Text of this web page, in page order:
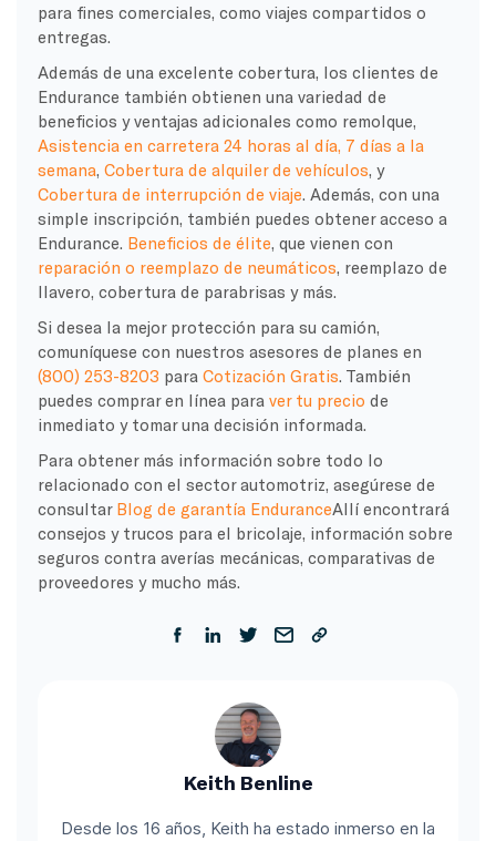
para fines comerciales, como viajes compartidos o
entregas.
Además de una excelente cobertura, los clientes de
Endurance también obtienen una variedad de
beneficios y ventajas adicionales como remolque,
Asistencia en carretera 24 horas al día, 7 días a la
semana Cobertura de alquiler de vehículos , y
Cobertura de interrupción de viaje . Además, con una
simple inscripción, también puedes obtener acceso a
Endurance. Beneficios de élite , que vienen con
reparación o reemplazo de neumáticos , reemplazo de
llavero, cobertura de parabrisas y más.
Si desea la mejor protección para su camión,
comuníquese con nuestros asesores de planes en
(800) 253-8203 para Cotización Gratis . También
puedes comprar en línea para ver tu precio de
inmediato y tomar una decisión informada.
Para obtener más información sobre todo lo
relacionado con el sector automotriz, asegúrese de
consultar Blog de garantía EnduranceAllí encontrará
consejos y trucos para el bricolaje, información sobre
seguros contra averías mecánicas, comparativas de
proveedores y mucho más.
Keith Benline
Desde los 16 años, Keith ha estado inmerso en la